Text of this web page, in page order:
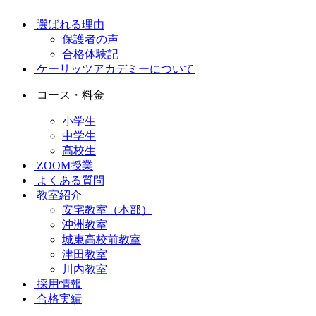
選ばれる理由
保護者の声
合格体験記
ケーリッツアカデミーについて
コース・料金
小学生
中学生
高校生
ZOOM授業
よくある質問
教室紹介
安宅教室（本部）
沖洲教室
城東高校前教室
津田教室
川内教室
採用情報
合格実績